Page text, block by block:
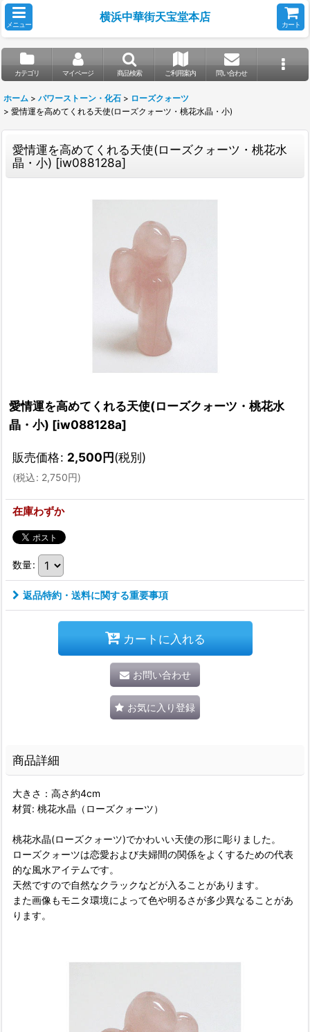
メニュー
横浜中華街天宝堂本店
カート
カテゴリ マイページ 商品検索 ご利用案内 問い合わせ
ホーム > パワーストーン・化石 > ローズクォーツ
> 愛情運を高めてくれる天使(ローズクォーツ・桃花水晶・小)
愛情運を高めてくれる天使(ローズクォーツ・桃花水
晶・小) [iw088128a]
愛情運を高めてくれる天使(ローズクォーツ・桃花水
晶・小) [iw088128a]
販売価格: 2,500円(税別)
(税込: 2,750円)
在庫わずか
数量:
返品特約・送料に関する重要事項
カートに入れる
お問い合わせ
お気に入り登録
商品詳細
大きさ：高さ約4cm
材質: 桃花水晶（ローズクォーツ）
桃花水晶(ローズクォーツ)でかわいい天使の形に彫りました。
ローズクォーツは恋愛および夫婦間の関係をよくするための代表
的な風水アイテムです。
天然ですので自然なクラックなどが入ることがあります。
また画像もモニタ環境によって色や明るさが多少異なることがあ
ります。